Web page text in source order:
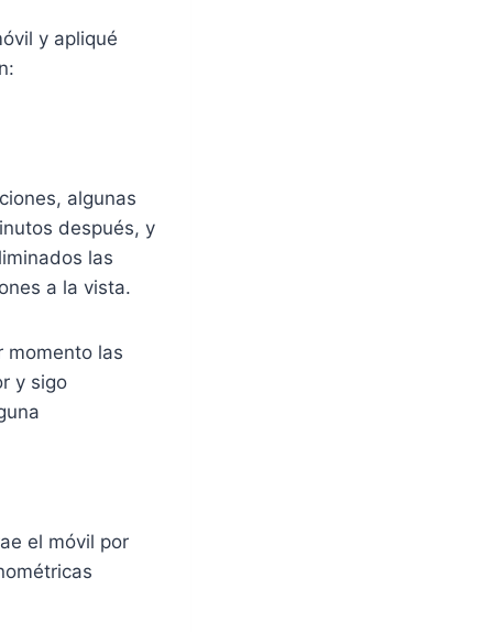
y apliqué
algunas
después, y
las
a la vista.
momento las
y sigo
el móvil por